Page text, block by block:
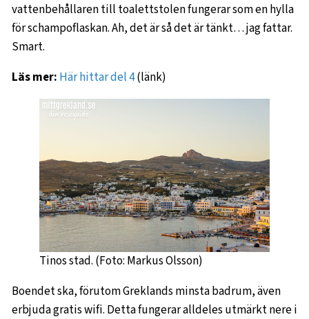
vattenbehållaren till toalettstolen fungerar som en hylla
för schampoflaskan. Ah, det är så det är tänkt… jag fattar.
Smart.
Läs mer: Här hittar del 4(länk)
Tinos stad. (Foto: Markus Olsson)
Boendet ska, förutom Greklands minsta badrum, även
erbjuda gratis wifi. Detta fungerar alldeles utmärkt nere i